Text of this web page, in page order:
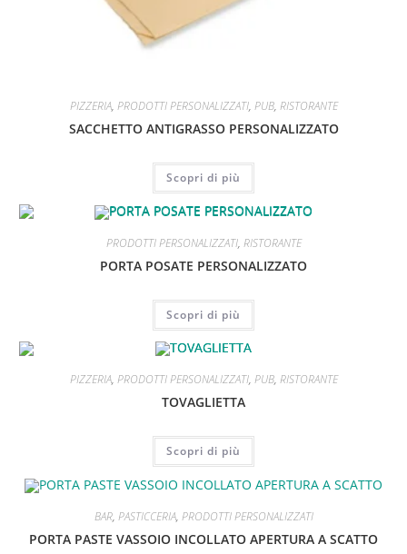
PIZZERIA, PRODOTTI PERSONALIZZATI, PUB, RISTORANTE
SACCHETTO ANTIGRASSO PERSONALIZZATO
Scopri di più
PRODOTTI PERSONALIZZATI, RISTORANTE
PORTA POSATE PERSONALIZZATO
Scopri di più
ESAURITO
PIZZERIA, PRODOTTI PERSONALIZZATI, PUB, RISTORANTE
TOVAGLIETTA
Scopri di più
ESAURITOBAR, PASTICCERIA, PRODOTTI PERSONALIZZATI
PORTA PASTE VASSOIO INCOLLATO APERTURA A SCATTO